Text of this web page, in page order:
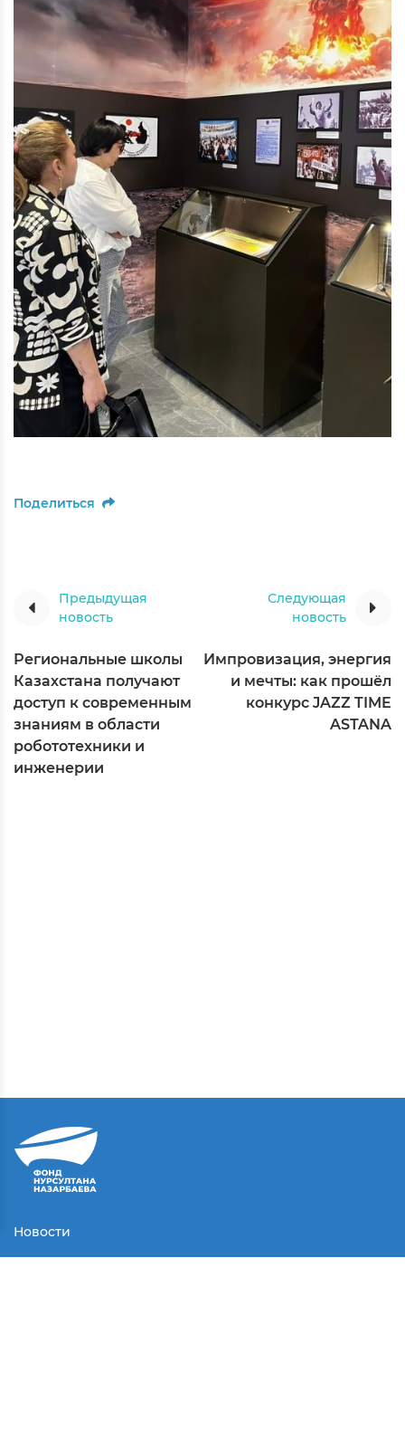
Поделиться
Предыдущая
новость
Региональные школы
Казахстана получают
доступ к современным
знаниям в области
робототехники и
инженерии
Следующая
новость
Импровизация, энергия
и мечты: как прошёл
конкурс JAZZ TIME
ASTANA
Новости